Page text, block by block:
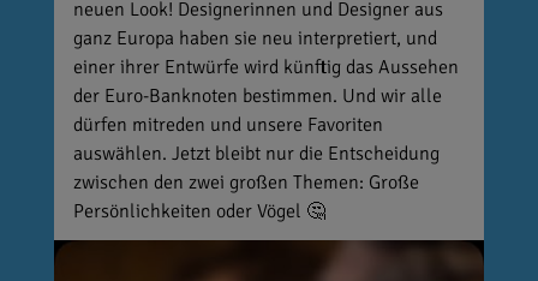
neuen Look! Designerinnen und Designer aus
ganz Europa haben sie neu interpretiert, und
einer ihrer Entwürfe wird künftig das Aussehen
der Euro-Banknoten bestimmen. Und wir alle
dürfen mitreden und unsere Favoriten
auswählen. Jetzt bleibt nur die Entscheidung
zwischen den zwei großen Themen: Große
Persönlichkeiten oder Vögel 🤔